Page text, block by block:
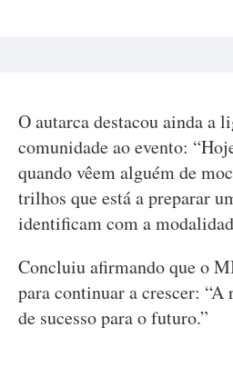
O autarca destacou ainda a
comunidade ao evento:
quando vêem alguém de
trilhos que está a preparar
identificam com a
Concluiu afirmando que o
para continuar a crescer: “A
de sucesso para o futuro.”